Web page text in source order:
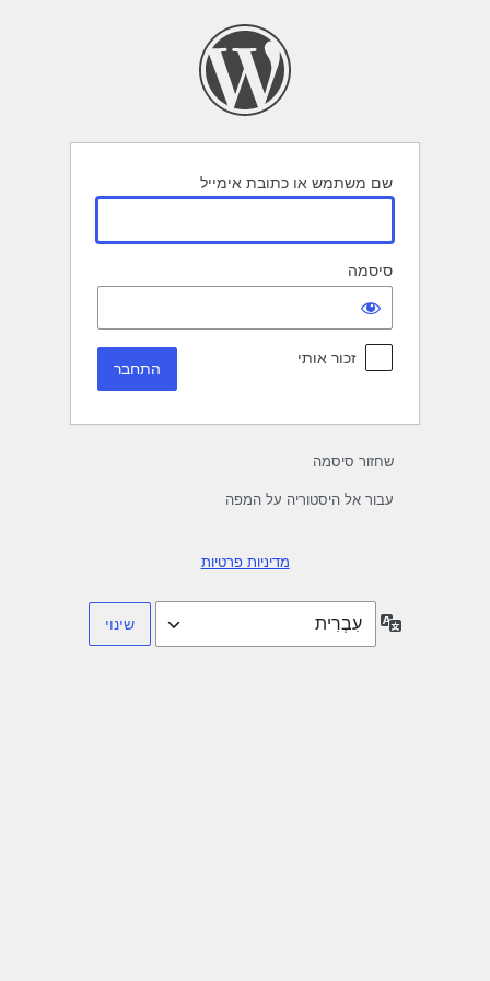
שם משתמש או כתובת אימייל
סיסמה
זכור אותי
שחזור סיסמה
עבור אל היסטוריה על המפה
מדיניות פרטיות
שפה